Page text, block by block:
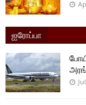
ஐரோப்பா